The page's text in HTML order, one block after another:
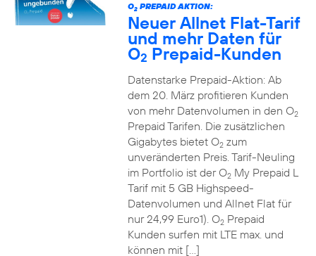
O2PREPAID AKTION:
Neuer Allnet Flat-Tarif
und mehr Daten für
O2 Prepaid-Kunden
Datenstarke Prepaid-Aktion: Ab
dem 20. März profitieren Kunden
von mehr Datenvolumen in den O2
Prepaid Tarifen. Die zusätzlichen
Gigabytes bietet O2zum
unveränderten Preis. Tarif-Neuling
im Portfolio ist der O2My Prepaid L
Tarif mit 5 GB Highspeed-
Datenvolumen und Allnet Flat für
nur 24,99 Euro1). O2Prepaid
Kunden surfen mit LTE max. und
können mit […]